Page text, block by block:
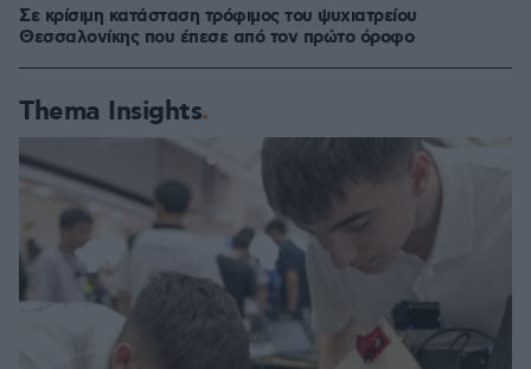
Σε κρίσιμη κατάσταση τρόφιμος του ψυχιατρείου
Θεσσαλονίκης που έπεσε από τον πρώτο όροφο
Thema Insights